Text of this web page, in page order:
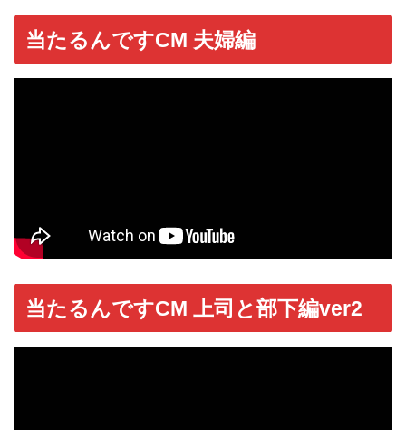
当たるんですCM 夫婦編
当たるんですCM 上司と部下編ver2